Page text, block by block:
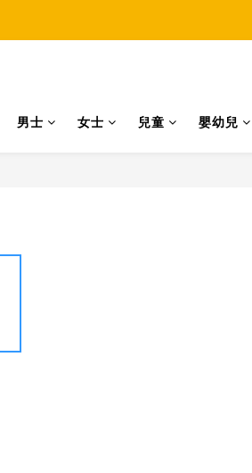
男士 女士 兒童 嬰幼兒